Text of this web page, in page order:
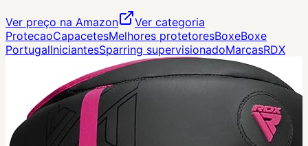
Ver preço na Amazon
Ver categoria
ProtecaoCapacetesMelhores protetoresBoxeBoxe
PortugalIniciantesSparring supervisionadoMarcasRDX